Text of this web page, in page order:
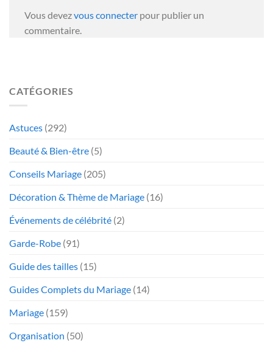
Vous devezvous connecter pour publier un
commentaire.
CATÉGORIES
Astuces (292)
Beauté & Bien-être (5)
Conseils Mariage (205)
Décoration & Thème de Mariage (16)
Événements de célébrité (2)
Garde-Robe (91)
Guide des tailles (15)
Guides Complets du Mariage (14)
Mariage (159)
Organisation (50)